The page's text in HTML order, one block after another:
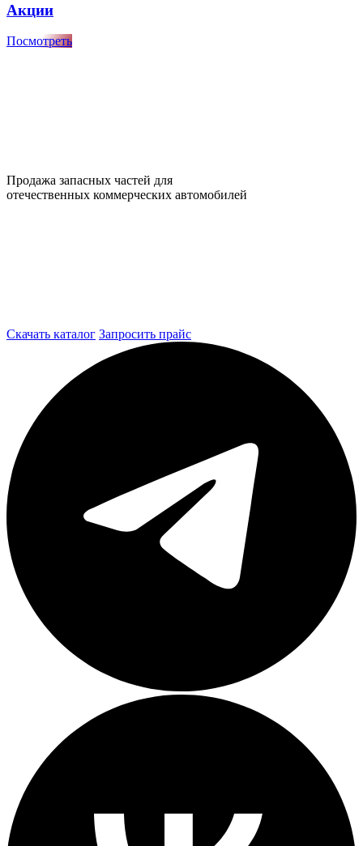
Акции
Посмотреть
Продажа запасных частей для
отечественных коммерческих автомобилей
Скачать каталог Запросить прайс